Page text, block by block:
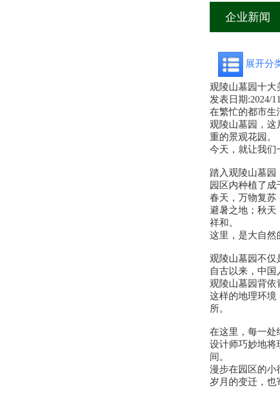
企业新闻
展开分
观陵山墓园十大
发表日期:2024/
在繁忙的都市生
观陵山墓园，这
重的景观花园。
今天，就让我们
踏入观陵山墓园
园区内种植了成
春天，万物复苏
避暑之地；秋天
祥和。
这里，是大自然
观陵山墓园不仅
自古以来，中国
观陵山墓园背依
这样的地理环境
所。
在这里，每一处
设计师巧妙地将
间。
漫步在园区的小
岁月的变迁，也